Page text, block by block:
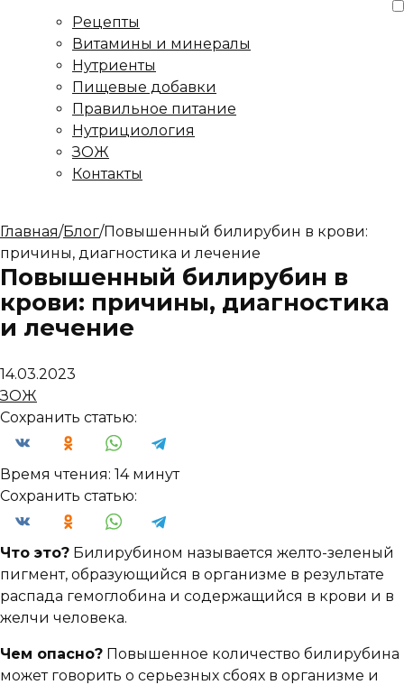
Рецепты
Витамины и минералы
Нутриенты
Пищевые добавки
Правильное питание
Нутрициология
ЗОЖ
Контакты
Главная/Блог/Повышенный билирубин в крови:
причины, диагностика и лечение
Повышенный билирубин в
крови: причины, диагностика
и лечение
14.03.2023
ЗОЖ
Сохранить статью:
Время чтения: 14 минут
Сохранить статью:
Что это? Билирубином называется желто-зеленый
пигмент, образующийся в организме в результате
распада гемоглобина и содержащийся в крови и в
желчи человека.
Чем опасно? Повышенное количество билирубина
может говорить о серьезных сбоях в организме и